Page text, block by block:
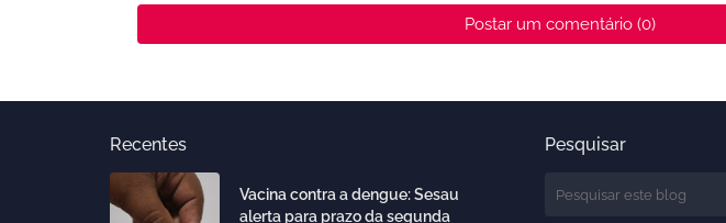
Postar um comentário (0)
Recentes
Vacina contra a dengue: Sesau
alerta para prazo da segunda
Pesquisar